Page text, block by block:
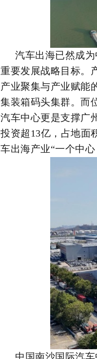
汽车出海已然成
重要发展战略目标。
产业聚集与产业赋能
集装箱码头集群。而
汽车中心更是支撑广
投资超13亿，占地面
车出海产业“一个中心
中国南沙国际汽